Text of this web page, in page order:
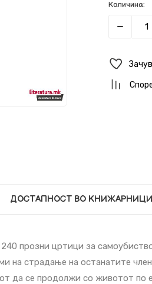
Количина:
ДОСТАПНОСТ ВО
прозни цртици за
на страдање на останатите
да се продолжи со животот по